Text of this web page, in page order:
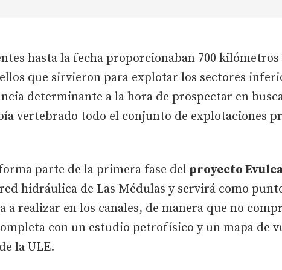
hasta la fecha proporcionaban 700
que sirvieron para explotar los sectores
determinante a la hora de prospectar en
vertebrado todo el conjunto de explotaciones
parte de la primera fase del proyecto
hidráulica de Las Médulas y servirá como
a realizar en los canales, de manera que no
con un estudio petrofísico y un mapa de
la ULE.